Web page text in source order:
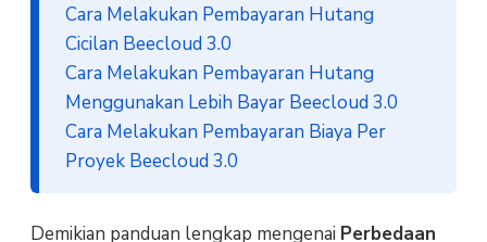
Cara Melakukan Pembayaran Hutang
Cicilan Beecloud 3.0
Cara Melakukan Pembayaran Hutang
Menggunakan Lebih Bayar Beecloud 3.0
Cara Melakukan Pembayaran Biaya Per
Proyek Beecloud 3.0
Demikian panduan lengkap mengenai Perbedaan